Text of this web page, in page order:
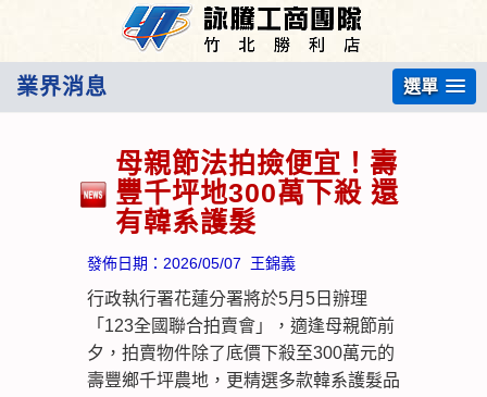
業界消息 選單
母親節法拍撿便宜！壽
豐千坪地300萬下殺 還
有韓系護髮
發佈日期： 2026/05/07 王錦義
行政執行署花蓮分署將於5月5日辦理
「123全國聯合拍賣會」，適逢母親節前
夕，拍賣物件除了底價下殺至300萬元的
壽豐鄉千坪農地，更精選多款韓系護髮品